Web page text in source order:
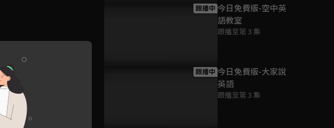
跟播中 今日免費版-空中英
語教室
跟播至第 3 集
跟播中 今日免費版-大家說
英語
跟播至第 3 集